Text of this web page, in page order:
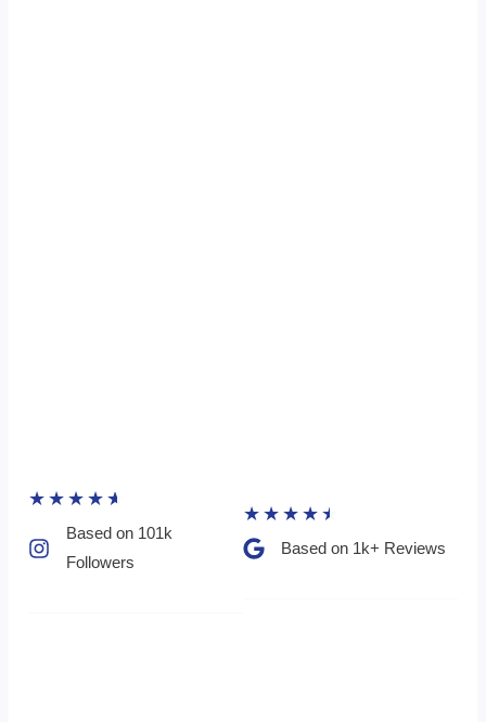
★ ★ ★ ★ ★
Based on 101k
Followers​
★ ★ ★ ★ ★
Based on 1k+ Reviews​